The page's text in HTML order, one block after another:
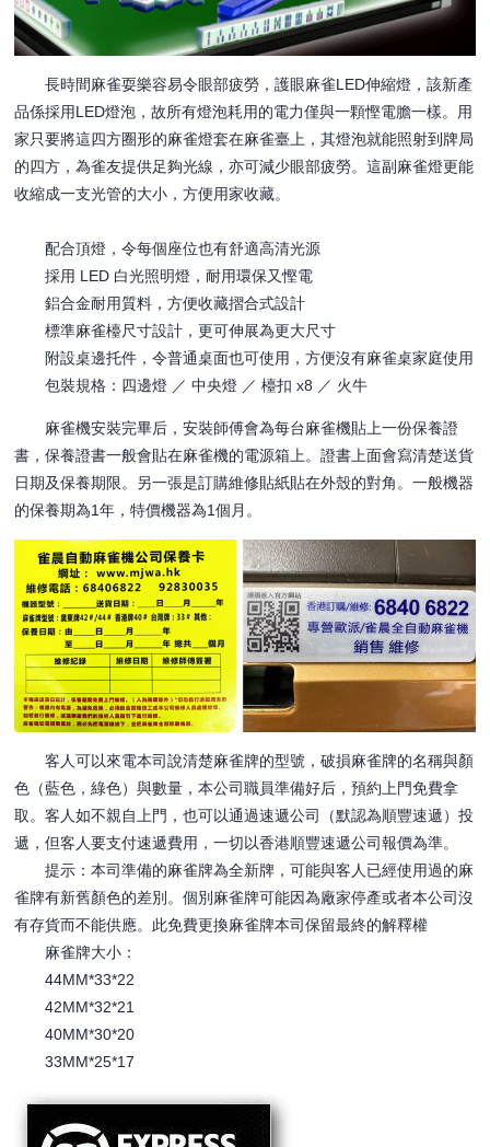
長時間麻雀耍樂容易令眼部疲勞，護眼麻雀LED伸縮燈，該新產
品係採用LED燈泡，故所有燈泡耗用的電力僅與一顆慳電膽一樣。用
家只要將這四方圈形的麻雀燈套在麻雀臺上，其燈泡就能照射到牌局
的四方，為雀友提供足夠光線，亦可減少眼部疲勞。這副麻雀燈更能
收縮成一支光管的大小，方便用家收藏。
配合頂燈，令每個座位也有舒適高清光源
採用 LED 白光照明燈，耐用環保又慳電
鋁合金耐用質料，方便收藏摺合式設計
標準麻雀檯尺寸設計，更可伸展為更大尺寸
附設桌邊托件，令普通桌面也可使用，方便沒有麻雀桌家庭使用
包裝規格：四邊燈 ／ 中央燈 ／ 檯扣 x8 ／ 火牛
麻雀機安裝完畢后，安裝師傅會為每台麻雀機貼上一份保養證
書，保養證書一般會貼在麻雀機的電源箱上。證書上面會寫清楚送貨
日期及保養期限。另一張是訂購維修貼紙貼在外殼的對角。一般機器
的保養期為1年，特價機器為1個月。
客人可以來電本司說清楚麻雀牌的型號，破損麻雀牌的名稱與顏
色（藍色，綠色）與數量，本公司職員準備好后，預約上門免費拿
取。客人如不親自上門，也可以通過速遞公司（默認為順豐速遞）投
遞，但客人要支付速遞費用，一切以香港順豐速遞公司報價為準。
提示：本司準備的麻雀牌為全新牌，可能與客人已經使用過的麻
雀牌有新舊顏色的差別。個別麻雀牌可能因為廠家停產或者本公司沒
有存貨而不能供應。此免費更換麻雀牌本司保留最終的解釋權
麻雀牌大小：
44MM*33*22
42MM*32*21
40MM*30*20
33MM*25*17